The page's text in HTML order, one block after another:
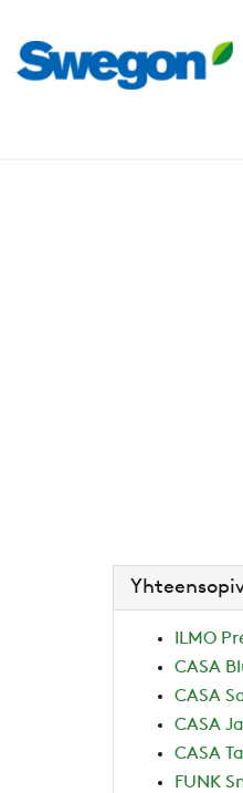
ILMO
CASA
CASA
CASA
CASA
FUNK